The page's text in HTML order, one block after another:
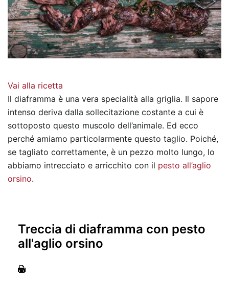
Vai alla ricetta
Il diaframma è una vera specialità alla griglia. Il sapore
intenso deriva dalla sollecitazione costante a cui è
sottoposto questo muscolo dell’animale. Ed ecco
perché amiamo particolarmente questo taglio. Poiché,
se tagliato correttamente, è un pezzo molto lungo, lo
abbiamo intrecciato e arricchito con il pesto all’aglio
orsino.
Treccia di diaframma con pesto
all'aglio orsino